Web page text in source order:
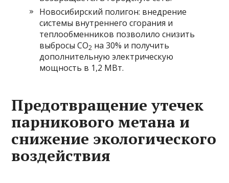
Новосибирский полигон: внедрение
системы внутреннего сгорания и
теплообменников позволило снизить
выбросы СО2 на 30% и получить
дополнительную электрическую
мощность в 1,2 МВт.
Предотвращение утечек
парникового метана и
снижение экологического
воздействия